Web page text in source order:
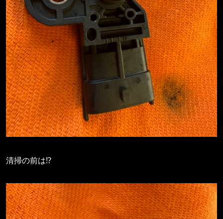
清掃の前は⁉️